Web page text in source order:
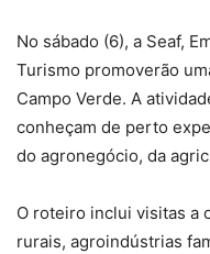
No sábado (6), a Seaf,
Turismo promoverão
Campo Verde. A
conheçam de perto
do agronegócio, da
O roteiro inclui visitas a
rurais, agroindústrias